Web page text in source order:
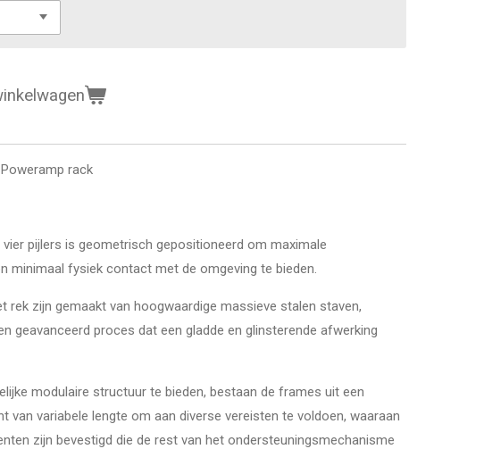
rack
pijlers is geometrisch gepositioneerd om maximale
minimaal fysiek contact met de omgeving te bieden.
rek zijn gemaakt van hoogwaardige massieve stalen staven,
geavanceerd proces dat een gladde en glinsterende afwerking
modulaire structuur te bieden, bestaan de frames uit een
van variabele lengte om aan diverse vereisten te voldoen, waaraan
zijn bevestigd die de rest van het ondersteuningsmechanisme